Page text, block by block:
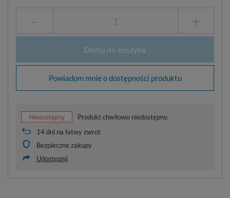
- +
Dodaj do koszyka
Powiadom mnie o dostępności produktu
Produkt chwilowo niedostępny.
14dni na łatwy zwrot
Bezpieczne zakupy
Udostępnij